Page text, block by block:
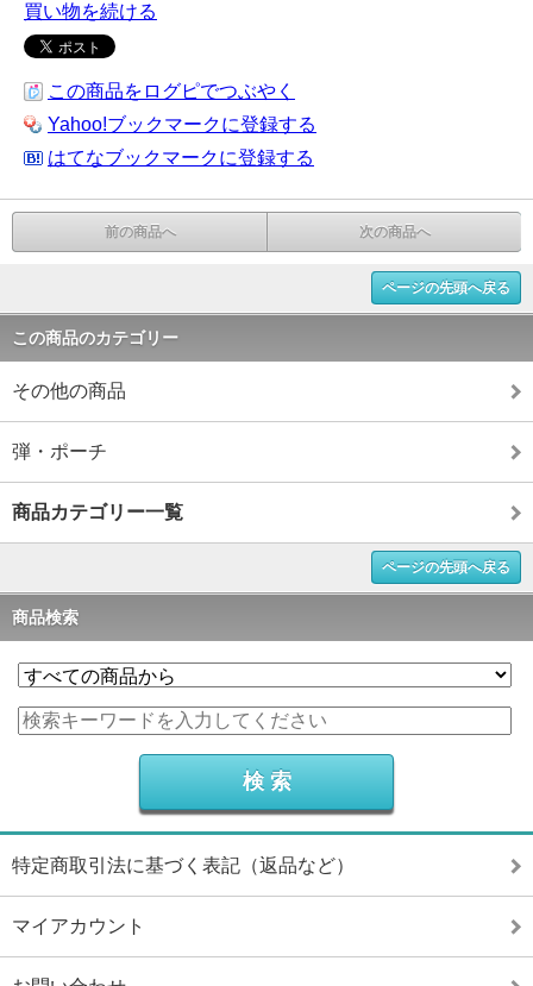
買い物を続ける
この商品をログピでつぶやく
Yahoo!ブックマークに登録する
はてなブックマークに登録する
前の商品へ 次の商品へ
ページの先頭へ戻る
この商品のカテゴリー
その他の商品
弾・ポーチ
商品カテゴリー一覧
ページの先頭へ戻る
商品検索
特定商取引法に基づく表記（返品など）
マイアカウント